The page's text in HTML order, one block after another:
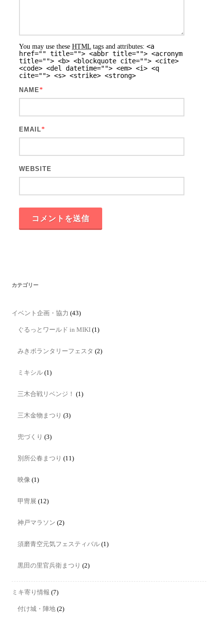
You may use these HTML tags and attributes: <a
href="" title=""> <abbr title=""> <acronym
title=""> <b> <blockquote cite=""> <cite>
<code> <del datetime=""> <em> <i> <q
cite=""> <s> <strike> <strong>
NAME*
EMAIL*
WEBSITE
カテゴリー
イベント企画・協力 (43)
ぐるっとワールド in MIKI (1)
みきボランタリーフェスタ (2)
ミキシル (1)
三木合戦リベンジ！ (1)
三木金物まつり (3)
兜づくり (3)
別所公春まつり (11)
映像 (1)
甲冑展 (12)
神戸マラソン (2)
須磨青空元気フェスティバル (1)
黒田の里官兵衛まつり (2)
ミキ寄り情報 (7)
付け城・陣地 (2)